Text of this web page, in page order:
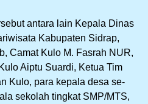
antara lain Kepala Dinas
Kabupaten Sidrap,
Camat Kulo M. Fasrah NUR,
Aiptu Suardi, Ketua Tim
Kulo, para kepala desa se-
sekolah tingkat SMP/MTS,